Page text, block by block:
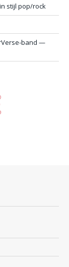
stijl pop/rock
band —